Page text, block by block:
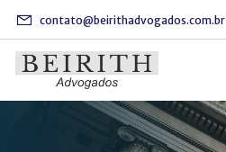
contato@beirithadvogados.com.br